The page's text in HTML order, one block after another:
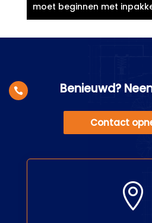
moet beginnen met
 Benieuwd?
Contact
